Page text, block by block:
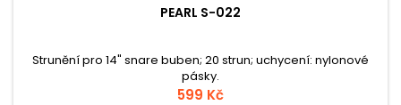
PEARL S-022
Strunění pro 14" snare buben; 20 strun; uchycení: nylonové
pásky.
599 Kč